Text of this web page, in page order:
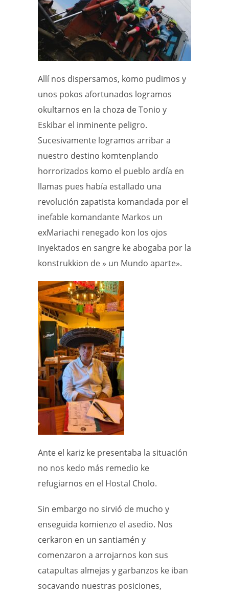
Allí nos dispersamos, komo pudimos y
unos pokos afortunados logramos
okultarnos en la choza de Tonio y
Eskibar el inminente peligro.
Sucesivamente logramos arribar a
nuestro destino komtenplando
horrorizados komo el pueblo ardía en
llamas pues había estallado una
revolución zapatista komandada por el
inefable komandante Markos un
exMariachi renegado kon los ojos
inyektados en sangre ke abogaba por la
konstrukkion de » un Mundo aparte».
Ante el kariz ke presentaba la situación
no nos kedo más remedio ke
refugiarnos en el Hostal Cholo.
Sin embargo no sirvió de mucho y
enseguida komienzo el asedio. Nos
cerkaron en un santiamén y
comenzaron a arrojarnos kon sus
catapultas almejas y garbanzos ke iban
socavando nuestras posiciones,